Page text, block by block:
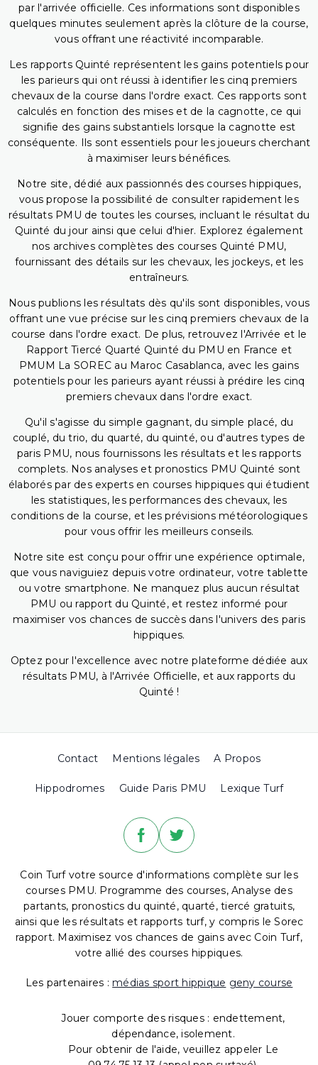
par l'arrivée officielle. Ces informations sont disponibles
quelques minutes seulement après la clôture de la course,
vous offrant une réactivité incomparable.
Les rapports Quinté représentent les gains potentiels pour
les parieurs qui ont réussi à identifier les cinq premiers
chevaux de la course dans l'ordre exact. Ces rapports sont
calculés en fonction des mises et de la cagnotte, ce qui
signifie des gains substantiels lorsque la cagnotte est
conséquente. Ils sont essentiels pour les joueurs cherchant
à maximiser leurs bénéfices.
Notre site, dédié aux passionnés des courses hippiques,
vous propose la possibilité de consulter rapidement les
résultats PMU de toutes les courses, incluant le résultat du
Quinté du jour ainsi que celui d'hier. Explorez également
nos archives complètes des courses Quinté PMU,
fournissant des détails sur les chevaux, les jockeys, et les
entraîneurs.
Nous publions les résultats dès qu'ils sont disponibles, vous
offrant une vue précise sur les cinq premiers chevaux de la
course dans l'ordre exact. De plus, retrouvez l'Arrivée et le
Rapport Tiercé Quarté Quinté du PMU en France et
PMUM La SOREC au Maroc Casablanca, avec les gains
potentiels pour les parieurs ayant réussi à prédire les cinq
premiers chevaux dans l'ordre exact.
Qu'il s'agisse du simple gagnant, du simple placé, du
couplé, du trio, du quarté, du quinté, ou d'autres types de
paris PMU, nous fournissons les résultats et les rapports
complets. Nos analyses et pronostics PMU Quinté sont
élaborés par des experts en courses hippiques qui étudient
les statistiques, les performances des chevaux, les
conditions de la course, et les prévisions météorologiques
pour vous offrir les meilleurs conseils.
Notre site est conçu pour offrir une expérience optimale,
que vous naviguiez depuis votre ordinateur, votre tablette
ou votre smartphone. Ne manquez plus aucun résultat
PMU ou rapport du Quinté, et restez informé pour
maximiser vos chances de succès dans l'univers des paris
hippiques.
Optez pour l'excellence avec notre plateforme dédiée aux
résultats PMU, à l'Arrivée Officielle, et aux rapports du
Quinté !
Contact Mentions légales A Propos
Hippodromes Guide Paris PMU Lexique Turf
Coin Turf votre source d'informations complète sur les
courses PMU. Programme des courses, Analyse des
partants, pronostics du quinté, quarté, tiercé gratuits,
ainsi que les résultats et rapports turf, y compris le Sorec
rapport. Maximisez vos chances de gains avec Coin Turf,
votre allié des courses hippiques.
Les partenaires : médias sport hippique geny course
Jouer comporte des risques : endettement,
dépendance, isolement.
Pour obtenir de l'aide, veuillez appeler Le